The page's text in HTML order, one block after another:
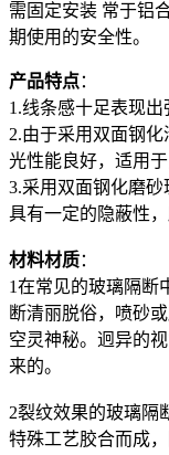
需固定安装 常于铝
期使用的安全性。
产品特点：
1.线条感十足表现出
2.由于采用双面钢
光性能良好，适用
3.采用双面钢化磨
具有一定的隐蔽性
材料材质：
1在常见的玻璃隔断
断清丽脱俗，喷砂
空灵神秘。迥异的
来的。
2裂纹效果的玻璃隔
特殊工艺胶合而成